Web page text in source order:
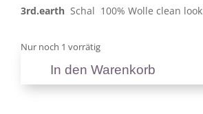
3rd.earth Schal 100% Wolle clean look
Nur noch 1 vorrätig
In den Warenkorb